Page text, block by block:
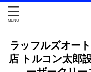
ラッフルズオー
店 トルコン太郎